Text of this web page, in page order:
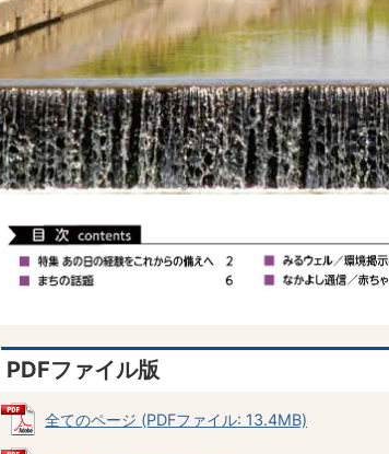
PDFファイル版
全てのページ (PDFファイル: 13.4MB)